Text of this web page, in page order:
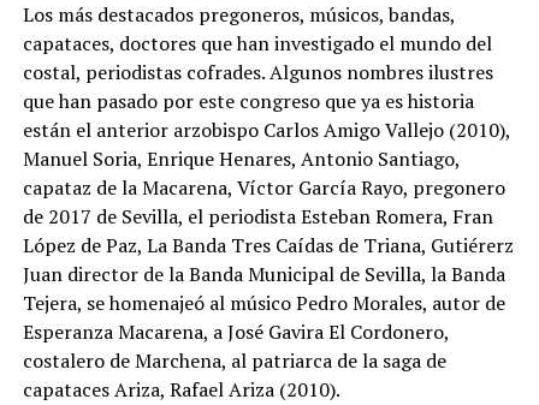
Los más destacados pregoneros, músicos, bandas,
capataces, doctores que han investigado el mundo del
costal, periodistas cofrades. Algunos nombres ilustres
que han pasado por este congreso que ya es historia
están el anterior arzobispo Carlos Amigo Vallejo (2010),
Manuel Soria, Enrique Henares, Antonio Santiago,
capataz de la Macarena, Víctor García Rayo, pregonero
de 2017 de Sevilla, el periodista Esteban Romera, Fran
López de Paz, La Banda Tres Caídas de Triana, Gutiérerz
Juan director de la Banda Municipal de Sevilla, la Banda
Tejera, se homenajeó al músico Pedro Morales, autor de
Esperanza Macarena, a José Gavira El Cordonero,
costalero de Marchena, al patriarca de la saga de
capataces Ariza, Rafael Ariza (2010).